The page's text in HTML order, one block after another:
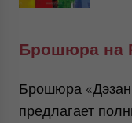
Брошюра на
Брошюра
предлагает